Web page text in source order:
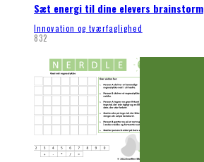
Sæt energi til dine elevers brainstorm
Innovation og tværfaglighed
832